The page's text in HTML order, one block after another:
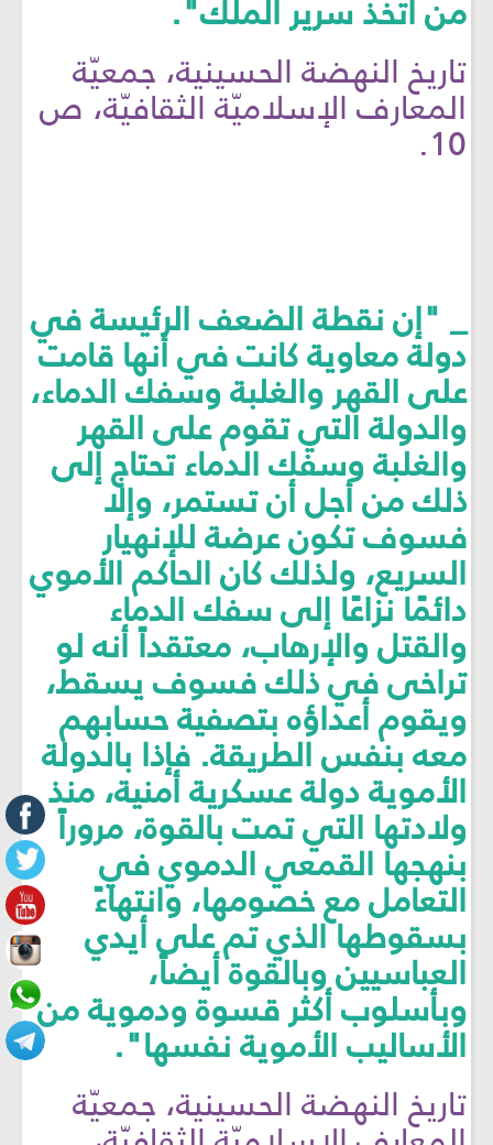
من اتخذ سرير الملك".
تاريخ النهضة الحسينية، جمعيّة
المعارف الإسلاميّة الثقافيّة، ص
10.
_ "إن نقطة الضعف الرئيسة في
دولة معاوية كانت في أنها قامت
على القهر والغلبة وسفك الدماء،
والدولة التي تقوم على القهر
والغلبة وسفك الدماء تحتاج إلى
ذلك من أجل أن تستمر، وإلا
فسوف تكون عرضة للإنهيار
السريع، ولذلك كان الحاكم الأموي
دائمًا نزاعًا إلى سفك الدماء
والقتل والإرهاب، معتقداً أنه لو
تراخى في ذلك فسوف يسقط،
ويقوم أعداؤه بتصفية حسابهم
معه بنفس الطريقة. فإذا بالدولة
الأموية دولة عسكرية أمنية، منذ
ولادتها التي تمت بالقوة، مروراً
بنهجها القمعي الدموي في
التعامل مع خصومها، وانتهاءً
بسقوطها الذي تم على أيدي
العباسيين وبالقوة أيضاً،
وبأسلوب أكثر قسوة ودموية من
الأساليب الأموية نفسها".
تاريخ النهضة الحسينية، جمعيّة